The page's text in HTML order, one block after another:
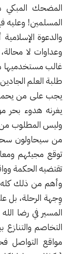
المضحك
المسلمين! وعليه
والدعوة
وعداوات لا
غالب مستخدميها
طلبة العلم
يجب على من يحمل
يغرنه هدوء بحر
وليس المطلوب من
من سيحاولون
توقع مجيئهم
تقتضيه الحكمة
وأهم من ذلك
وِجهة الرحلة، بل
المسير في رضا
التخاصم
مواقع التواصل